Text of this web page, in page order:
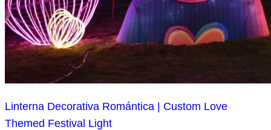
Linterna Decorativa Romántica | Custom Love
Themed Festival Light